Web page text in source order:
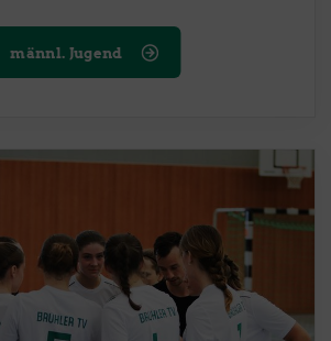
männl. Jugend